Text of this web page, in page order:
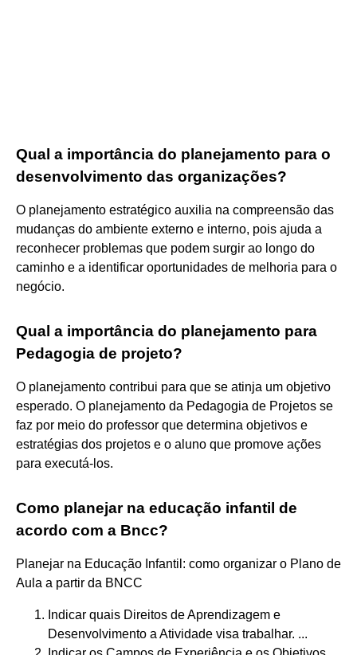
Qual a importância do planejamento para o
desenvolvimento das organizações?
O planejamento estratégico auxilia na compreensão das
mudanças do ambiente externo e interno, pois ajuda a
reconhecer problemas que podem surgir ao longo do
caminho e a identificar oportunidades de melhoria para o
negócio.
Qual a importância do planejamento para
Pedagogia de projeto?
O planejamento contribui para que se atinja um objetivo
esperado. O planejamento da Pedagogia de Projetos se
faz por meio do professor que determina objetivos e
estratégias dos projetos e o aluno que promove ações
para executá-los.
Como planejar na educação infantil de
acordo com a Bncc?
Planejar na Educação Infantil: como organizar o Plano de
Aula a partir da BNCC
Indicar quais Direitos de Aprendizagem e
Desenvolvimento a Atividade visa trabalhar. ...